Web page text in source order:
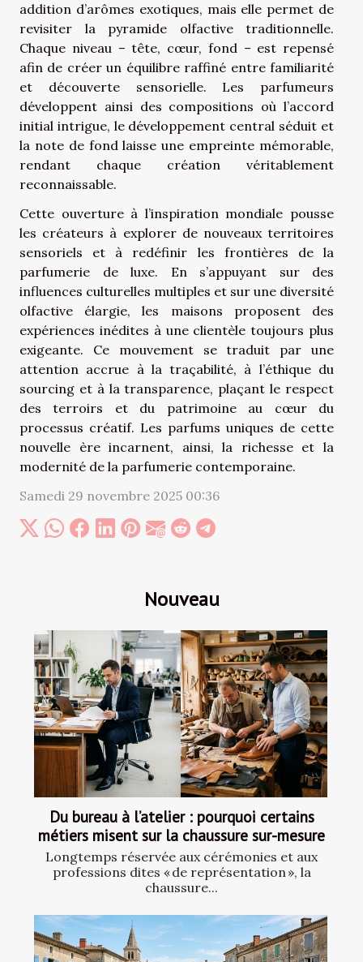
addition d’arômes exotiques, mais elle permet de
revisiter la pyramide olfactive traditionnelle.
Chaque niveau – tête, cœur, fond – est repensé
afin de créer un équilibre raffiné entre familiarité
et découverte sensorielle. Les parfumeurs
développent ainsi des compositions où l’accord
initial intrigue, le développement central séduit et
la note de fond laisse une empreinte mémorable,
rendant chaque création véritablement
reconnaissable.
Cette ouverture à l’inspiration mondiale pousse
les créateurs à explorer de nouveaux territoires
sensoriels et à redéfinir les frontières de la
parfumerie de luxe. En s’appuyant sur des
influences culturelles multiples et sur une diversité
olfactive élargie, les maisons proposent des
expériences inédites à une clientèle toujours plus
exigeante. Ce mouvement se traduit par une
attention accrue à la traçabilité, à l’éthique du
sourcing et à la transparence, plaçant le respect
des terroirs et du patrimoine au cœur du
processus créatif. Les parfums uniques de cette
nouvelle ère incarnent, ainsi, la richesse et la
modernité de la parfumerie contemporaine.
Samedi 29 novembre 2025 00:36
Nouveau
Du bureau à l’atelier : pourquoi certains
métiers misent sur la chaussure sur-mesure
Longtemps réservée aux cérémonies et aux
professions dites « de représentation », la
chaussure...